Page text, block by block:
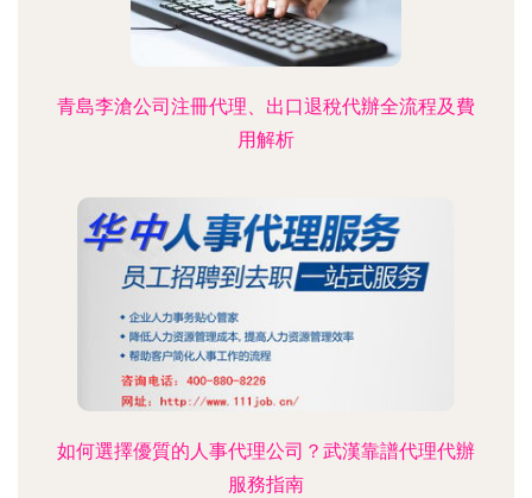
青島李滄公司注冊代理、出口退稅代辦全流程及費
用解析
如何選擇優質的人事代理公司？武漢靠譜代理代辦
服務指南